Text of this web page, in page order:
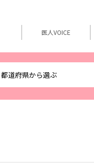
都道府県から選ぶ
医人VOICE